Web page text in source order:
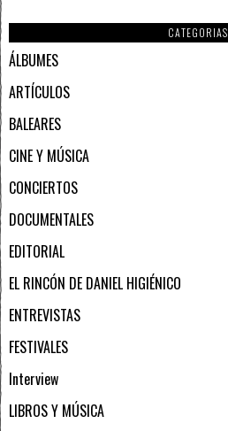
CATEGORIAS
ÁLBUMES
ARTÍCULOS
BALEARES
CINE Y MÚSICA
CONCIERTOS
DOCUMENTALES
EDITORIAL
EL RINCÓN DE DANIEL HIGIÉNICO
ENTREVISTAS
FESTIVALES
Interview
LIBROS Y MÚSICA